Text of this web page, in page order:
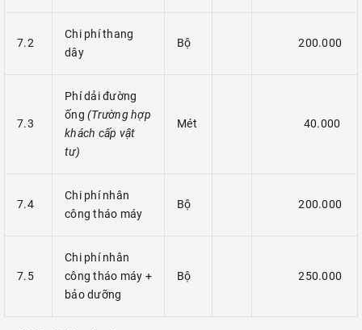
7.2
Chi phí thang
dây
Bộ 200.000
7.3
Phí dải đường
ống (Trường hợp
khách cấp vật
tư)
Mét 40.000
7.4
Chi phí nhân
công tháo máy
Bộ 200.000
7.5
Chi phí nhân
công tháo máy +
bảo dưỡng
Bộ 250.000